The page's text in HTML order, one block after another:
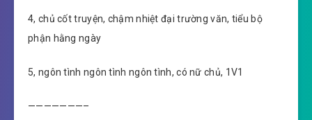
4, chủ cốt truyện, chậm nhiệt đại trường văn, tiểu bộ
phận hằng ngày
5, ngôn tình ngôn tình ngôn tình, có nữ chủ, 1V1
———————–